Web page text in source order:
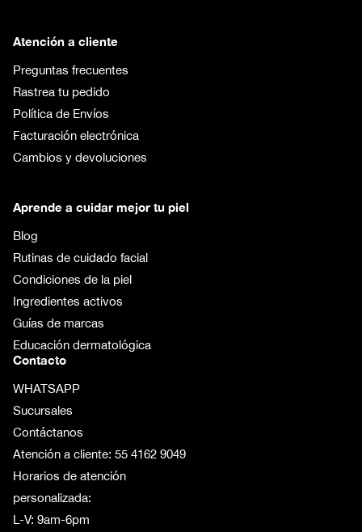
Atención a cliente
Preguntas frecuentes
Rastrea tu pedido
Política de Envíos
Facturación electrónica
Cambios y devoluciones
Aprende a cuidar mejor tu piel
Blog
Rutinas de cuidado facial
Condiciones de la piel
Ingredientes activos
Guías de marcas
Educación dermatológica
Contacto
WHATSAPP
Sucursales
Contáctanos
Atención a cliente: 55 4162 9049
Horarios de atención
personalizada:
L-V: 9am-6pm